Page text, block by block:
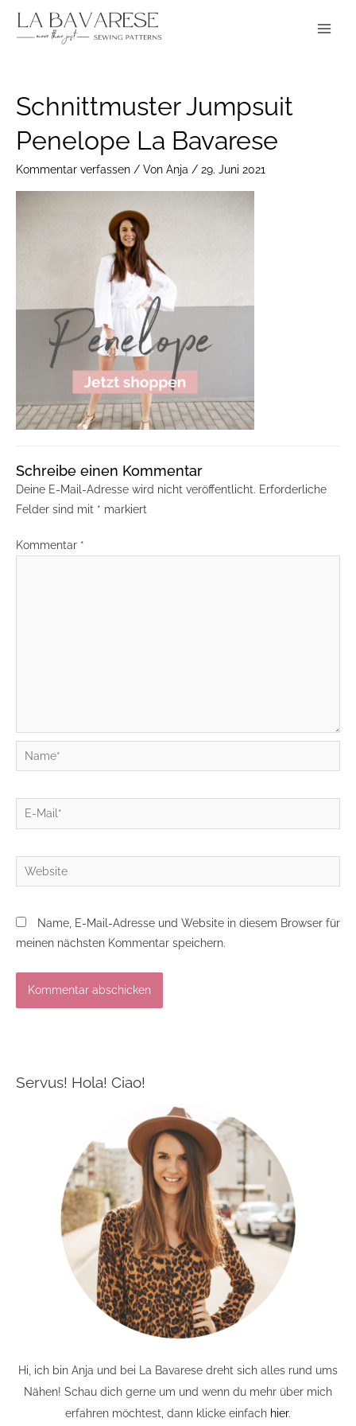
Inhalt
Schnittmuster Jumpsuit
Penelope La Bavarese
Kommentar verfassen / Von Anja / 29. Juni 2021
Schreibe einen Kommentar
Deine E-Mail-Adresse wird nicht veröffentlicht. Erforderliche
Felder sind mit * markiert
Kommentar *
Name*
E-
Mail*
Website
Name, E-Mail-Adresse und Website in diesem Browser für
meinen nächsten Kommentar speichern.
Servus! Hola! Ciao!
Hi, ich bin Anja und bei La Bavarese dreht sich alles rund ums
Nähen! Schau dich gerne um und wenn du mehr über mich
erfahren möchtest, dann klicke einfach hier.